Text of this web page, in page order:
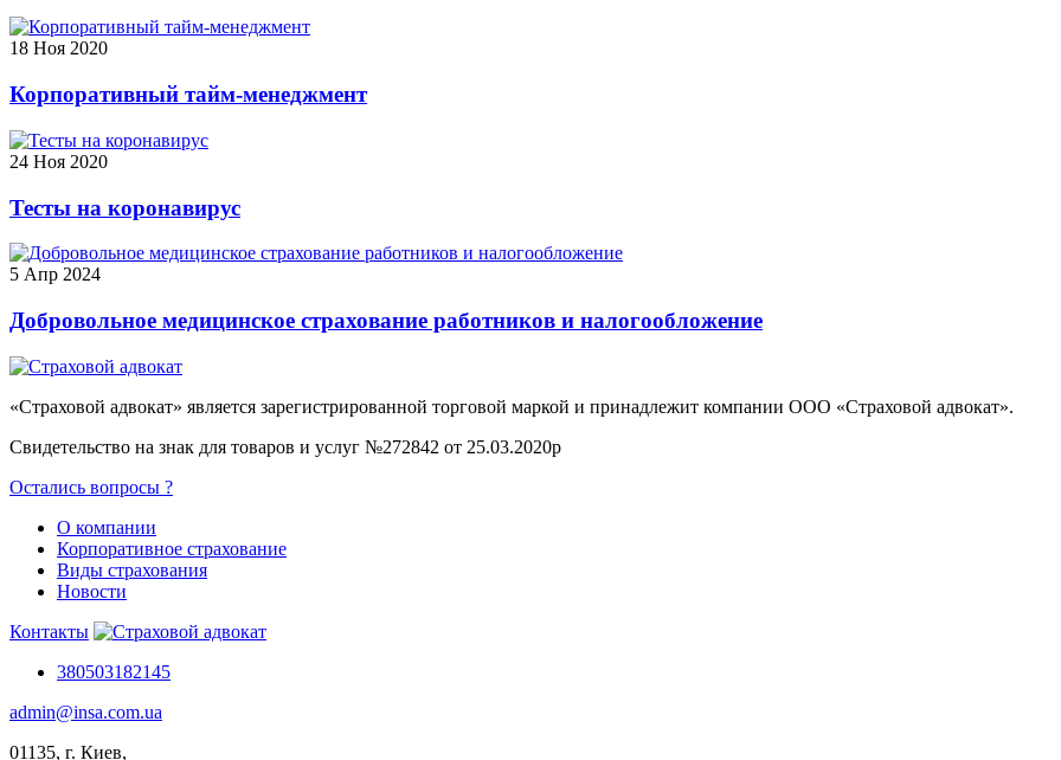
18 Ноя 2020
Корпоративный тайм-менеджмент
24 Ноя 2020
Тесты на коронавирус
5 Апр 2024
Добровольное медицинское страхование работников и налогообложение
«Страховой адвокат» является зарегистрированной торговой маркой и принадлежит компании ООО «Страховой адвокат».
Свидетельство на знак для товаров и услуг №272842 от 25.03.2020р
Остались вопросы ?
О компании
Корпоративное страхование
Виды страхования
Новости
Контакты
380503182145
admin@insa.com.ua
01135, г. Киев,